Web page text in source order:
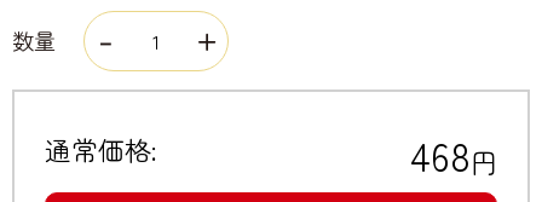
数量
通常価格: 468円